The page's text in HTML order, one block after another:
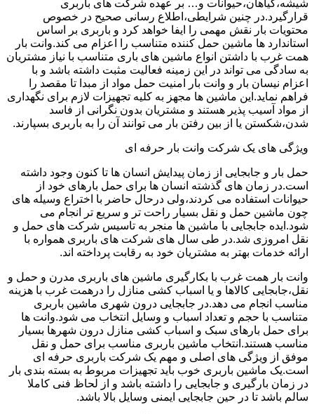
شیشه،گیاهان،حیوانات و… بر عهده شرکت های باربری
قرارگیرد.در چنین شرایطی،اطلاع رسانی صحیح در خصوص
محتویات بار نقش مهمی را ایفا خواهد کرد و باربری بر اساس
استاندارد ها ماشین حمل کننده متناسب را اعزام می کند.وانت بار
همت غرب با داشتن انواع ماشین های باری متناسب با نیاز مشتریان
به سادگی می تواند در این زمینه فعالیت مثبت داشته باشد و با
اعزام نیسان بار و وانت بار امنیت حمل مواد از مبدا تا مقصد را
فراهم نماید.این ماشین ها مجهز به کلیه تجهیزات لازم برای نگهداری
از مواد آسیب پذیر هستند و مشتریان بدون نگرانی از فاسد
شدن،شکستن یا از بین رفتن بار می توانند آن را به باربری بسپارند.
ویژگی های یک شرکت وانت بار حرفه ای
حمل بار و جابجایی از زمان پیدایش انسان ها تا کنون وجود داشته
است.در زمان های گذشته انسان ها برای حمل بارهای خود از
حیوانات استفاده می کردند،ولی درحال حاضر با اختراع وسیله های
چون ماشین حمل و نقل بسیار راحت تر و سریع تر انجام می
شود.ایده جابجایی با ماشین ها منجر به تاسیس شرکت های حمل و
نقل امروزی شد.در طی سال های شرکت های باربری همواره با
ارائه خدمات بهتر به مشتریان خود به رقابت پرداخته اند.
وانت بار همت غرب با بکارگیری ماشین های باربری مدرن و حمل و
نقل،جابجایی کالاها و یا اسباب کشی منازل را درهمت غرب با هزینه
مناسب انجام می دهد.در جابجایی درون شهری ماشین باربری
متناسب با حجم و تعداد اسباب و وسایل انتخاب می شود.وانت ها
برای حمل بارهای سبک و اسباب کشی منازل درون شهرها بسیار
مناسب هستند.انتخاب ماشین باربری مناسب برای حمل و نقل
موفق از ویژگی های اصلی و مهم یک شرکت باربری حرفه ای
است.یک ماشین باربری خوب باید تجهیزات مربوط به بسته بندی بار
در زمان بارگیری و جابجایی را داشته باشد و از لحاظ فنی کاملا
سالم باشد تا در حین جابجایی ایمنی وسایل بالا باشد.